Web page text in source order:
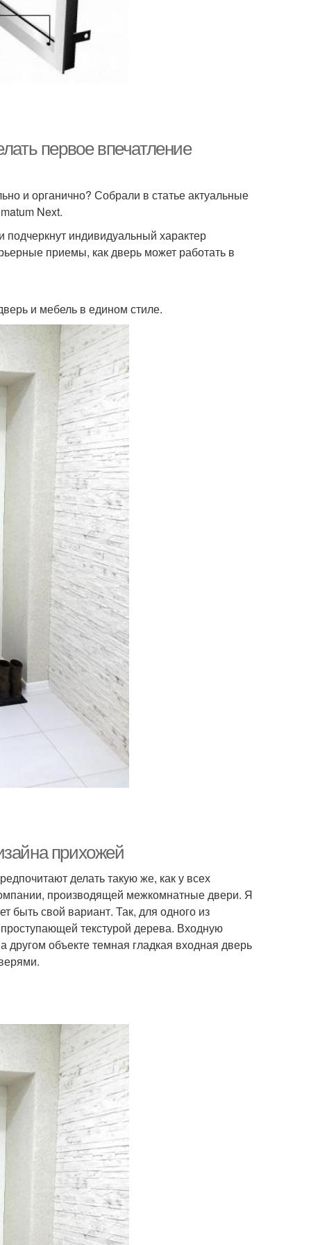
первое впечатление
и органично? Собрали в статье актуальные
Next.
индивидуальный характер
приемы, как дверь может работать в
и мебель в едином стиле.
прихожей
делать такую же, как у всех
производящей межкомнатные двери. Я
быть свой вариант. Так, для одного из
текстурой дерева. Входную
объекте темная гладкая входная дверь